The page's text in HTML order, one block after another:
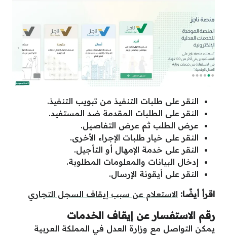
النقر على طلبات التنفيذ من تبويب التنفيذ.
النقر على الطلبات المقدمة ضد المستفيد.
عرض الطلب ثم عرض التفاصيل.
النقر على خيار طلبات الإجراء الأخرى.
النقر على خدمة الإمهال أو التأجيل.
إدخال البيانات والمعلومات المطلوبة.
النقر على أيقونة الإرسال.
اقرأ أيضًا: الاستعلام عن سبب إيقاف السجل التجاري
رقم الاستفسار عن إيقاف الخدمات
يمكن التواصل مع وزارة العدل في المملكة العربية